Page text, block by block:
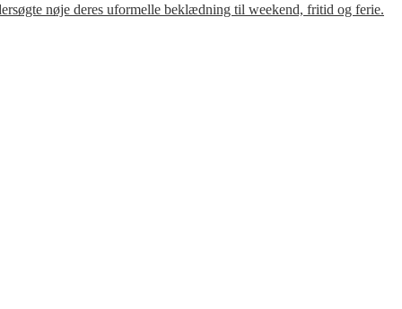
nøje deres uformelle beklædning til weekend, fritid og ferie.